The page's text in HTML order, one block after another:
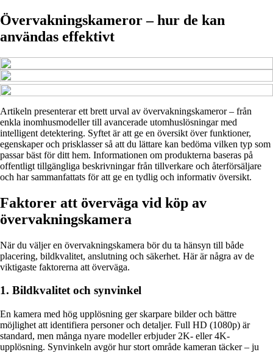
Övervakningskameror – hur de kan
användas effektivt
Artikeln presenterar ett brett urval av övervakningskameror – från
enkla inomhusmodeller till avancerade utomhuslösningar med
intelligent detektering. Syftet är att ge en översikt över funktioner,
egenskaper och prisklasser så att du lättare kan bedöma vilken typ som
passar bäst för ditt hem. Informationen om produkterna baseras på
offentligt tillgängliga beskrivningar från tillverkare och återförsäljare
och har sammanfattats för att ge en tydlig och informativ översikt.
Faktorer att överväga vid köp av
övervakningskamera
När du väljer en övervakningskamera bör du ta hänsyn till både
placering, bildkvalitet, anslutning och säkerhet. Här är några av de
viktigaste faktorerna att överväga.
1. Bildkvalitet och synvinkel
En kamera med hög upplösning ger skarpare bilder och bättre
möjlighet att identifiera personer och detaljer. Full HD (1080p) är
standard, men många nyare modeller erbjuder 2K- eller 4K-
upplösning. Synvinkeln avgör hur stort område kameran täcker – ju